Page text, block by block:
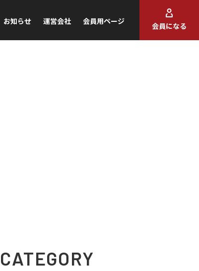
お知らせ 運営会社 会員用ページ
会員になる
CATEGORY